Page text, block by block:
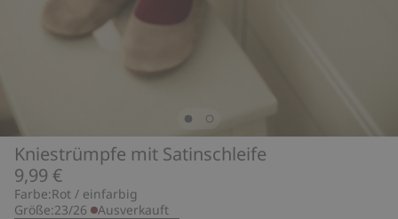
Kniestrümpfe mit Satinschleife
9,99 €
Farbe:Rot / einfarbig
Größe:23/26 Ausverkauft